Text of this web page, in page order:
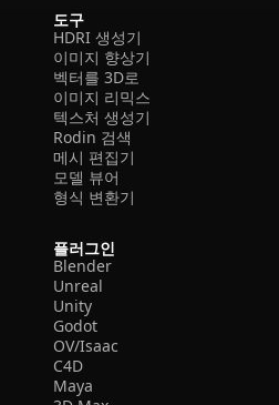
도구
HDRI 생성기
이미지 향상기
벡터를 3D로
이미지 리믹스
텍스처 생성기
Rodin 검색
메시 편집기
모델 뷰어
형식 변환기
플러그인
Blender
Unreal
Unity
Godot
OV/Isaac
C4D
Maya